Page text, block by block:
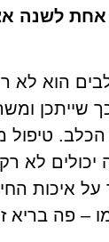
לשנה
הוא לא
שייתכן
טיפול
יכולים לא
איכות
– פה